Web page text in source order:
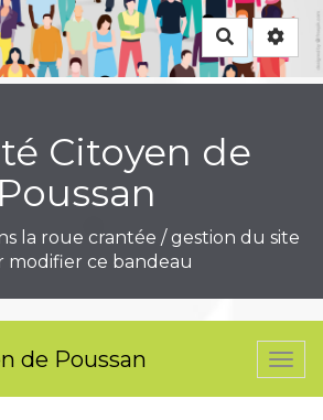
Rechercher
Citoyen de
Poussan
la roue crantée / gestion du site
modifier ce bandeau
de Poussan